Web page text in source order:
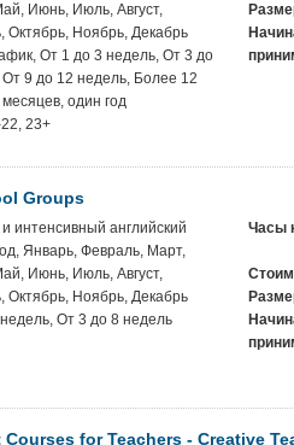
Июнь, Июль, Август,
Октябрь, Ноябрь, Декабрь
От 1 до 3 недель, От 3 до
9 до 12 недель, Более 12
один год
23+
Groups
интенсивный английский
Январь, Февраль, Март,
Июнь, Июль, Август,
Октябрь, Ноябрь, Декабрь
От 3 до 8 недель
Часы
for Teachers - Creative